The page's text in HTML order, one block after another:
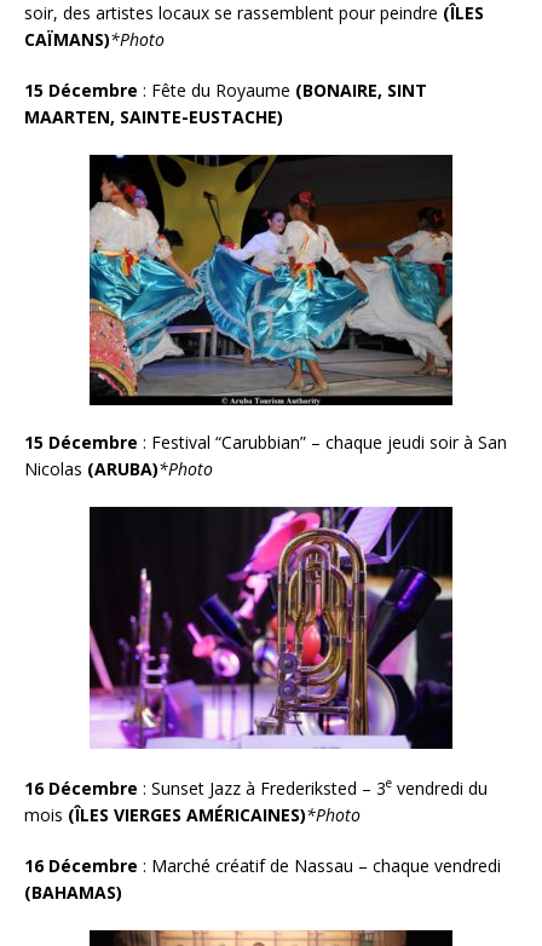
soir, des artistes locaux se rassemblent pour peindre (ÎLES
CAÏMANS)*Photo
15 Décembre : Fête du Royaume (BONAIRE, SINT
MAARTEN, SAINTE-EUSTACHE)
15 Décembre : Festival “Carubbian” – chaque jeudi soir à San
Nicolas (ARUBA)*Photo
16 Décembre : Sunset Jazz à Frederiksted – 3e vendredi du
mois (ÎLES VIERGES AMÉRICAINES)*Photo
16 Décembre : Marché créatif de Nassau – chaque vendredi
(BAHAMAS)